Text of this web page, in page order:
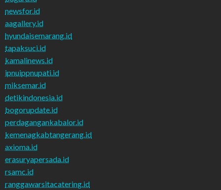
newsfor.id
aagallery.id
hyundaisemarang.id
tapaksuci.id
kamalinews.id
ipnuippnupati.id
miksemar.id
detikindonesia.id
bogorupdate.id
perdagangankabalor.id
kemenagkabtangerang.id
axioma.id
erasuryapersada.id
rsamc.id
ranggawarsitacatering.id